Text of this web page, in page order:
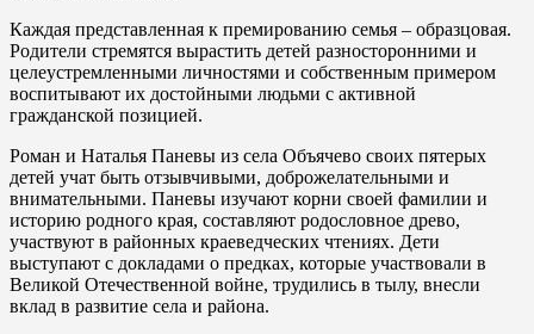
Каждая представленная к премированию семья – образцовая.
Родители стремятся вырастить детей разносторонними и
целеустремленными личностями и собственным примером
воспитывают их достойными людьми с активной
гражданской позицией.
Роман и Наталья Паневы из села Объячево своих пятерых
детей учат быть отзывчивыми, доброжелательными и
внимательными. Паневы изучают корни своей фамилии и
историю родного края, составляют родословное древо,
участвуют в районных краеведческих чтениях. Дети
выступают с докладами о предках, которые участвовали в
Великой Отечественной войне, трудились в тылу, внесли
вклад в развитие села и района.